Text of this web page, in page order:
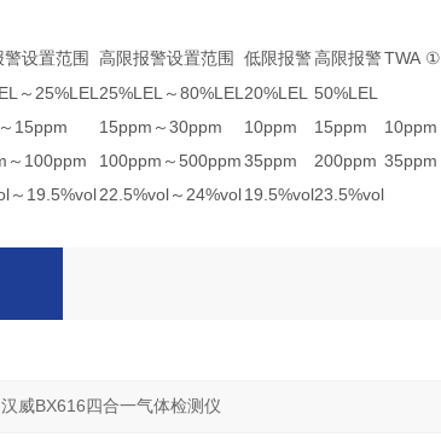
警设置范围 高限报警设置范围 低限报警高限报警TWA ①
～25%LEL 25%LEL～80%LEL 20%LEL
50%LEL
15ppm 15ppm～30ppm 10ppm 15ppm 10ppm
～100ppm 100ppm～500ppm35ppm 200ppm 35ppm
～19.5%vol 22.5%vol～24%vol 19.5%vol23.5%vol